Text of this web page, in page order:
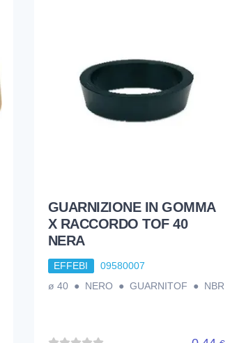
GUARNIZIONE IN GOMMA
X RACCORDO TOF 40
NERA
EFFEBI
09580007
ø 40 ● NERO ● GUARNITOF ● NBR